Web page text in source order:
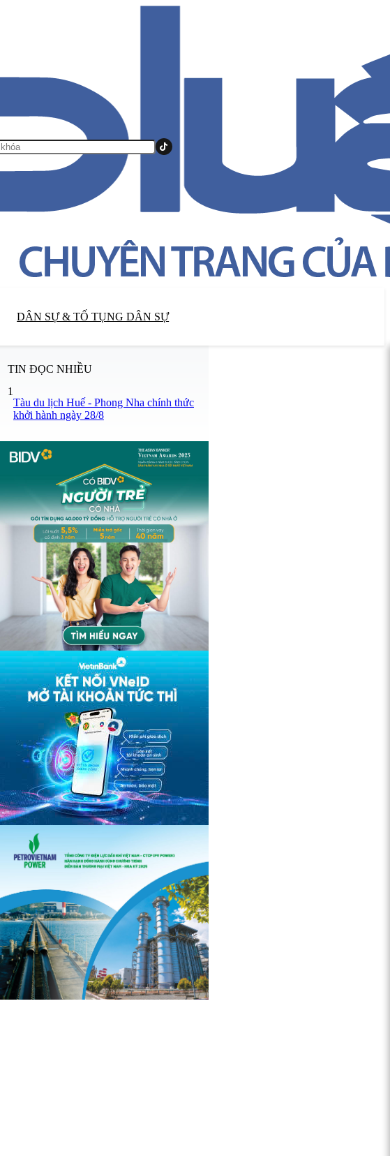
DÂN SỰ & TỐ TỤNG DÂN SỰ
TIN ĐỌC NHIỀU
1
Tàu du lịch Huế - Phong Nha chính thức
khởi hành ngày 28/8